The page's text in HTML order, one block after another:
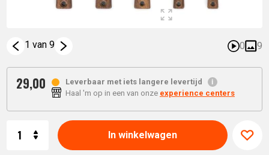
1 van 9 0 9
29,00
Leverbaar met iets langere levertijd
Haal 'm op in een van onze experience centers
In winkelwagen